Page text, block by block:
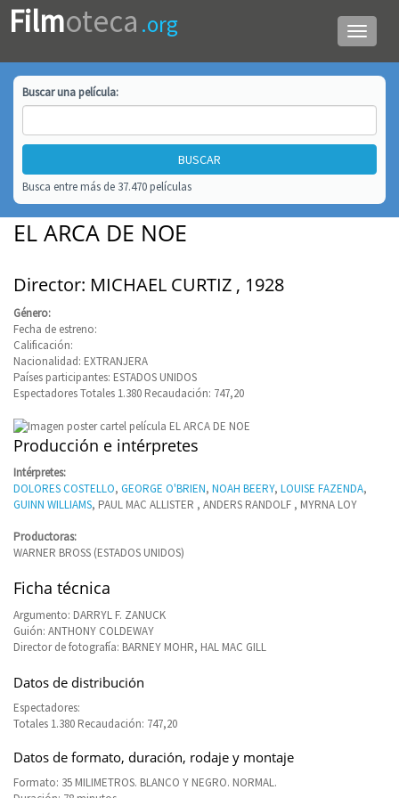
Menú
de
Filmoteca .org
Buscar unapelícula:
Busca entre más de 37.470 películas
EL ARCA DE NOE
Director: MICHAEL CURTIZ , 1928
Género:
Fecha de estreno:
Calificación:
Nacionalidad: EXTRANJERA
Países participantes: ESTADOS UNIDOS
Espectadores Totales 1.380 Recaudación: 747,20
Producción e intérpretes
Intérpretes:
DOLORES COSTELLO, GEORGE O'BRIEN, NOAH BEERY, LOUISE FAZENDA,
GUINN WILLIAMS, PAUL MAC ALLISTER , ANDERS RANDOLF , MYRNA LOY
Productoras:
WARNER BROSS (ESTADOS UNIDOS)
Ficha técnica
Argumento: DARRYL F. ZANUCK
Guión: ANTHONY COLDEWAY
Director de fotografía: BARNEY MOHR, HAL MAC GILL
Datos de distribución
Espectadores:
Totales 1.380 Recaudación: 747,20
Datos de formato, duración, rodaje y montaje
Formato: 35 MILIMETROS. BLANCO Y NEGRO. NORMAL.